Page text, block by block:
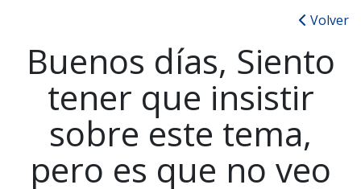
Volver
Buenos días, Siento
tener que insistir
sobre este tema,
pero es que no veo